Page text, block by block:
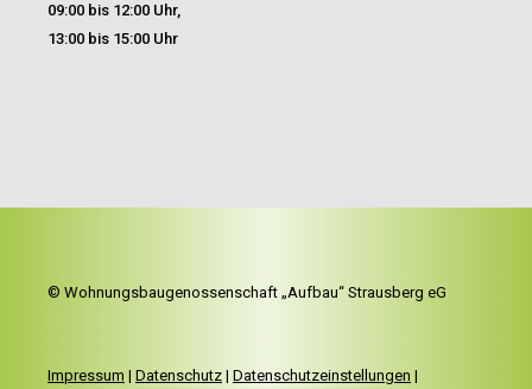
09:00 bis 12:00 Uhr,
13:00 bis 15:00 Uhr
© Wohnungsbaugenossenschaft „Aufbau“ Strausberg eG
Impressum | Datenschutz | Datenschutzeinstellungen |